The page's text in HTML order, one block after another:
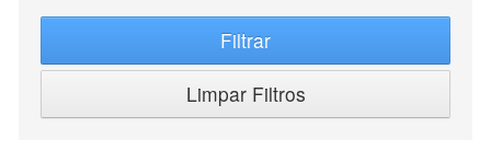
Filtrar
Limpar Filtros